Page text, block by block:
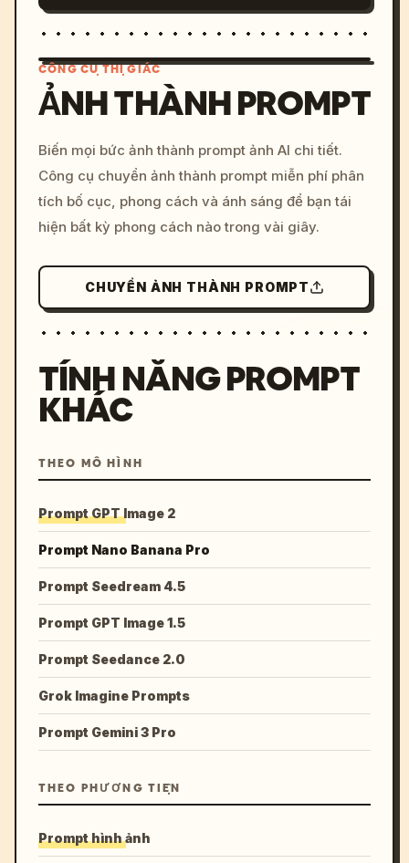
c, cyberpunk sunset, neon
colors, 8k --v 6.0
CÔNG CỤ THỊ GIÁC
ẢNH THÀNH PROMPT
Biến mọi bức ảnh thành prompt ảnh AI chi tiết.
Công cụ chuyển ảnh thành prompt miễn phí phân
tích bố cục, phong cách và ánh sáng để bạn tái
hiện bất kỳ phong cách nào trong vài giây.
CHUYỂN ẢNH THÀNH PROMPT
TÍNH NĂNG PROMPT
KHÁC
THEO MÔ HÌNH
Prompt GPT Image 2
Prompt Nano Banana Pro
Prompt Seedream 4.5
Prompt GPT Image 1.5
Prompt Seedance 2.0
Grok Imagine Prompts
Prompt Gemini 3 Pro
THEO PHƯƠNG TIỆN
Prompt hình ảnh